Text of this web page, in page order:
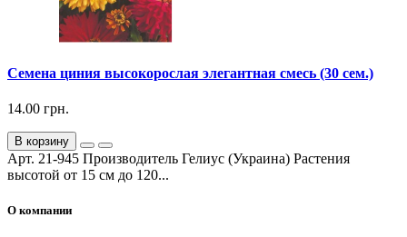
Семена циния высокорослая элегантная смесь (30 сем.)
14.00 грн.
В корзину
Арт. 21-945 Производитель Гелиус (Украина) Растения
высотой от 15 см до 120...
О компании